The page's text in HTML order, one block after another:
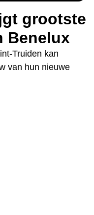
grootste
Benelux
Truiden kan
van hun nieuwe